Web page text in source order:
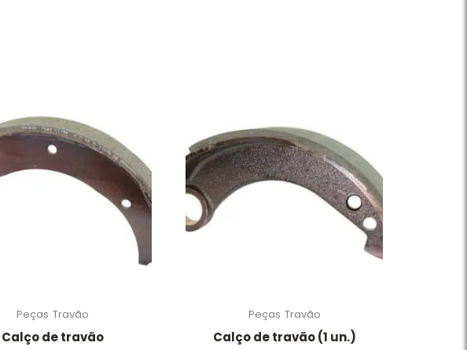
Peças Travão
Calço de travão
Peças Travão
Calço de travão (1 un.)